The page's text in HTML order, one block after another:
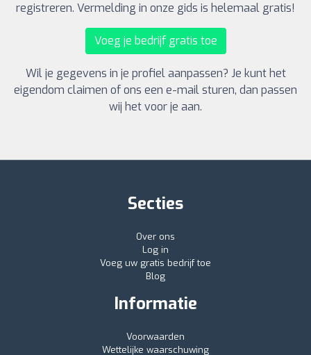
registreren. Vermelding in onze gids is helemaal gratis!
Voeg je bedrijf gratis toe
Wil je gegevens in je profiel aanpassen? Je kunt het
eigendom claimen of ons een e-mail sturen, dan passen
wij het voor je aan.
Secties
Over ons
Log in
Voeg uw gratis bedrijf toe
Blog
Informatie
Voorwaarden
Wettelijke waarschuwing